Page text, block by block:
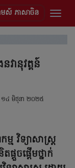
ស៍ ភាសាចិន
វានុវត្តន៍
១៤ មិថុនា ២០២៥
វិទ្យាសាស្ត្រ
ផ្តួចផ្តើមថ្នាក់